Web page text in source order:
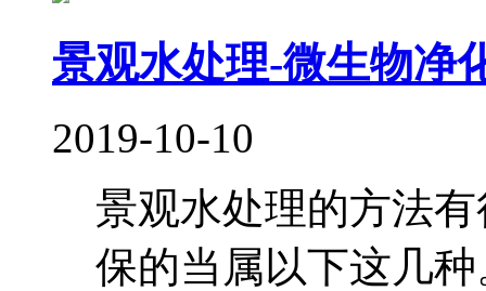
景观水处理-微生物净
2019-10-10
景观水处理的方法
保的当属以下这几